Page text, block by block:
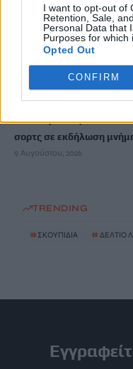
I want to opt-out of
Retention, Sale,
Personal Data that
Purposes for which
Opted Out
CONFIRM
9 Αυγούστου, 2026
Έρχονται εκπτώσεις
προϊόντα μπαίνουν στο
9 Αυγούστου, 2026
Φειδίας Παναγιώτου:
σορτς σε εκδήλωση
9 Αυγούστου, 2026
TRENDING
# ΣΚΟΥΠΙΔΙΑ # ΔΕΛΤΙΟ